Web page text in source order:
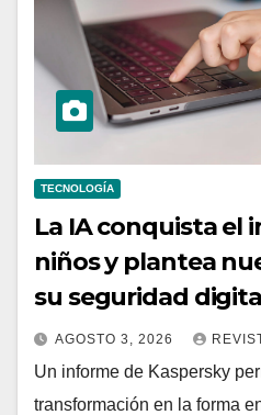
TECNOLOGÍA
La IA conquista el
niños y plantea
su seguridad
AGOSTO 3, 2026
Un informe de Kaspersky
transformación en la forma